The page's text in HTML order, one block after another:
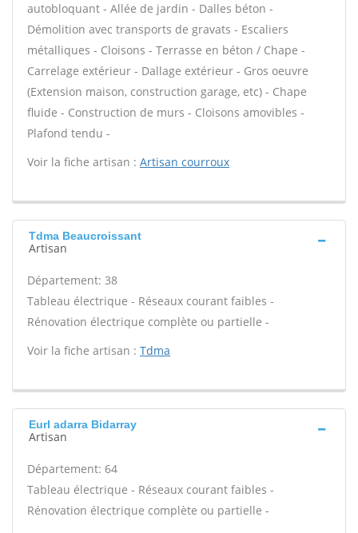
autobloquant - Allée de jardin - Dalles béton -
Démolition avec transports de gravats - Escaliers
métalliques - Cloisons - Terrasse en béton / Chape -
Carrelage extérieur - Dallage extérieur - Gros oeuvre
(Extension maison, construction garage, etc) - Chape
fluide - Construction de murs - Cloisons amovibles -
Plafond tendu -
Voir la fiche artisan : Artisan courroux
Tdma Beaucroissant
Artisan
Département: 38
Tableau électrique - Réseaux courant faibles -
Rénovation électrique complète ou partielle -
Voir la fiche artisan : Tdma
Eurl adarra Bidarray
Artisan
Département: 64
Tableau électrique - Réseaux courant faibles -
Rénovation électrique complète ou partielle -